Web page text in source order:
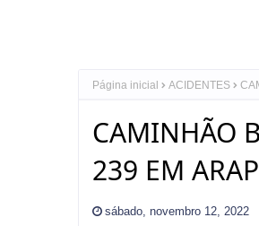
Página inicial ACIDENTES
CAMINHÃO
239 EM
sábado, novembro 12, 2022